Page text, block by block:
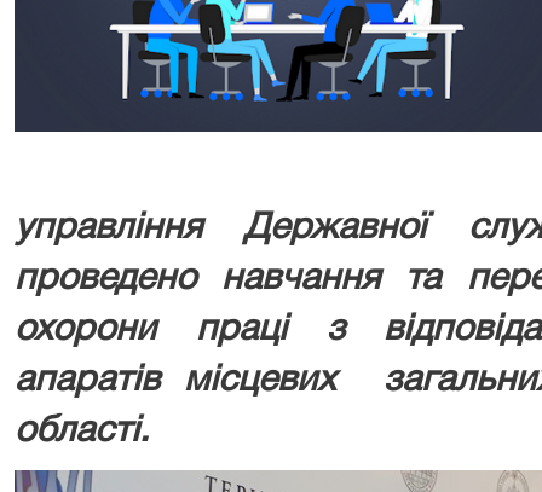
управління Державної
проведено навчання та
охорони праці з
апаратів місцевих
області.